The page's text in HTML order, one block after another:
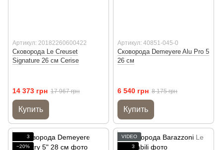
Артикул: 20182260600422
Сковорода Le Creuset
Signature 26 см Cerise
14 373 грн 17 967 грн
Купить
Артикул: 40851-045-0
Сковорода Demeyere Alu Pro 5
26 см
6 540 грн 8 175 грн
Купить
3
−20%
VIDEO
3